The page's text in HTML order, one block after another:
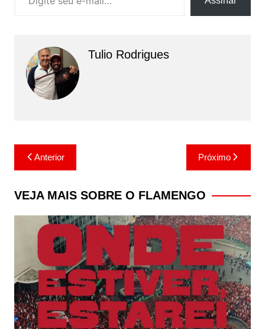
Tulio Rodrigues
Navegação
de
Post
Anterior Próximo
VEJA MAIS SOBRE O FLAMENGO